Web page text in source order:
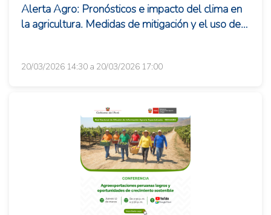
Alerta Agro: Pronósticos e impacto del clima en
la agricultura. Medidas de mitigación y el uso de
20/03/2026 14:30 a 20/03/2026 17:00